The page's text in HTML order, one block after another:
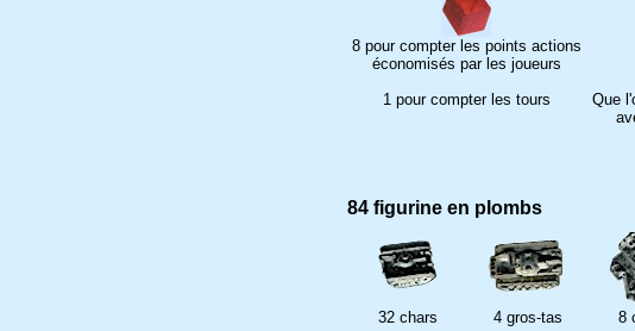
8 pour compter les points actions
économisés par les joueurs
1 pour compter les tours
Que
84 figurine en plombs
32 chars 4 gros-tas 8